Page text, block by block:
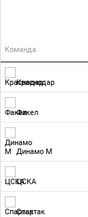
Команда
Краснодар
Факел
Динамо М
ЦСКА
Спартак